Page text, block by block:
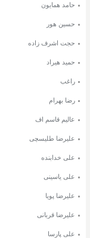
حامد همایون
حسین هور
حجت اشرف زاده
حمید هیراد
راغب
رضا بهرام
عالیم قاسم اف
علیرضا طلیسچی
علی خدابنده
علی یاسینی
علیرضا پویا
علیرضا قربانی
علی پارسا